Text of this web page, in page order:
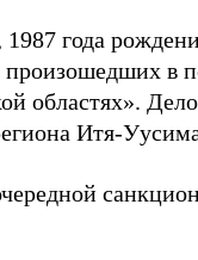
года
произошедших в
областях».
Итя-